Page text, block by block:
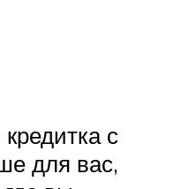
с
для вас,